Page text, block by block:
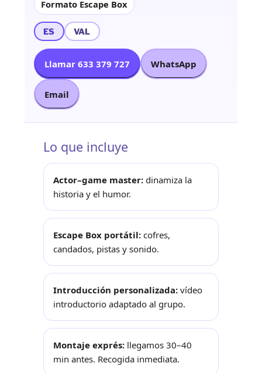
Formato Escape Box
ES VAL
Llamar 633 379 727 WhatsApp
Email
Lo que incluye
Actor–game master: dinamiza la
historia y el humor.
Escape Box portátil: cofres,
candados, pistas y sonido.
Introducción personalizada: vídeo
introductorio adaptado al grupo.
Montaje exprés: llegamos 30–40
min antes. Recogida inmediata.